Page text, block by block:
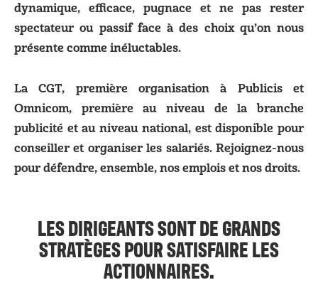
dynamique, efficace, pugnace et ne pas rester
spectateur ou passif face à des choix qu’on nous
présente comme inéluctables.
La CGT, première organisation à Publicis et
Omnicom, première au niveau de la branche
publicité et au niveau national, est disponible pour
conseiller et organiser les salariés. Rejoignez-nous
pour défendre, ensemble, nos emplois et nos droits.
LES DIRIGEANTS SONT DE GRANDS
STRATÈGES POUR SATISFAIRE LES
ACTIONNAIRES.